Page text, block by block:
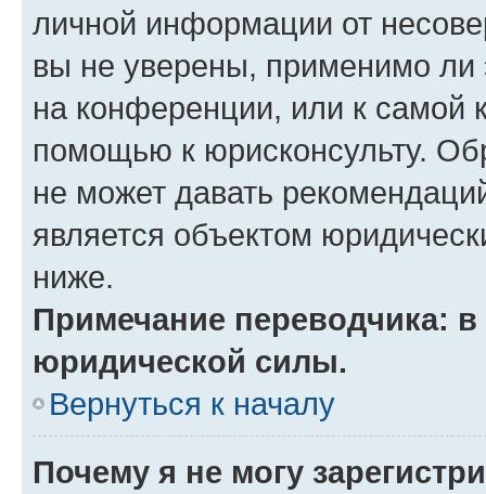
личной информации от
вы не уверены, применимо ли
на конференции, или к самой
помощью к юрисконсульту.
не может давать
является объектом
ниже.
Примечание переводчика:
юридической силы.
Вернуться к началу
Почему я не могу